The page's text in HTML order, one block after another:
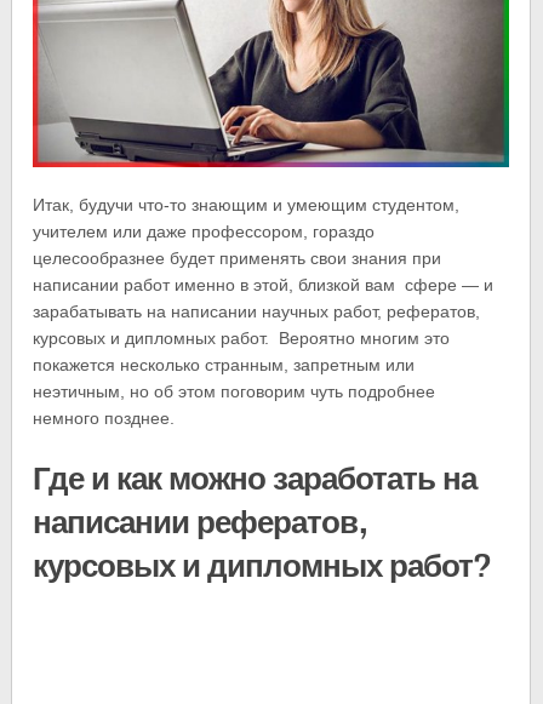
Итак, будучи что-то знающим и умеющим студентом,
учителем или даже профессором, гораздо
целесообразнее будет применять свои знания при
написании работ именно в этой, близкой вам сфере — и
зарабатывать на написании научных работ, рефератов,
курсовых и дипломных работ. Вероятно многим это
покажется несколько странным, запретным или
неэтичным, но об этом поговорим чуть подробнее
немного позднее.
Где и как можно заработать на
написании рефератов,
курсовых и дипломных работ?